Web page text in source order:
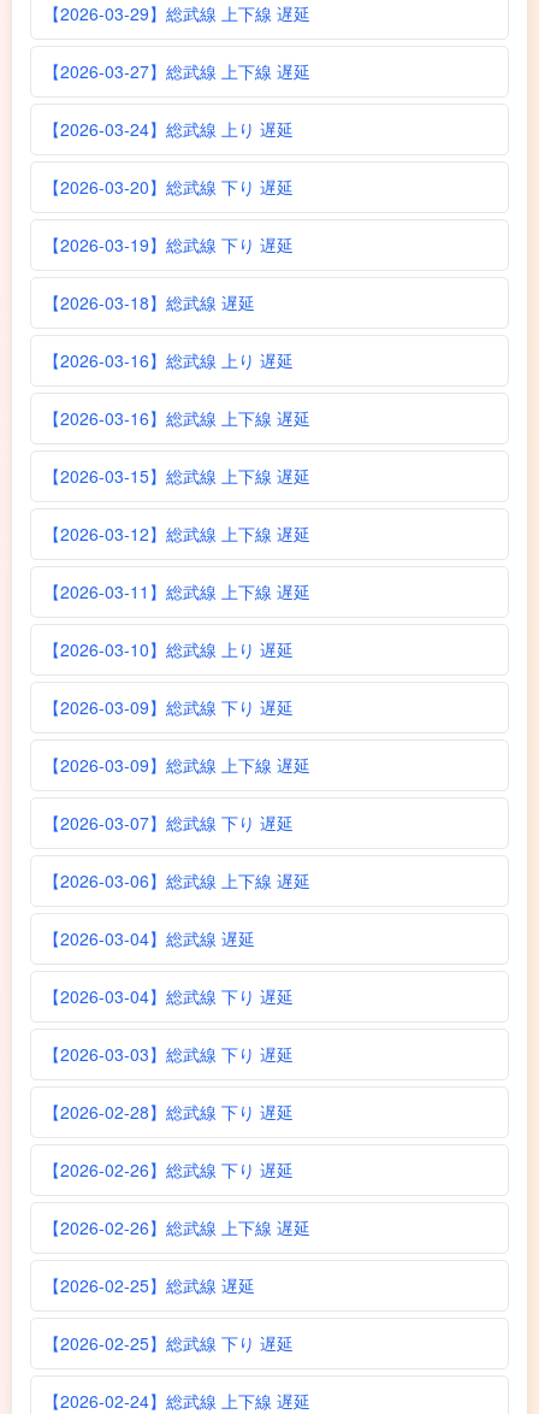
【2026-03-29】総武線 上下線 遅延
【2026-03-27】総武線 上下線 遅延
【2026-03-24】総武線 上り 遅延
【2026-03-20】総武線 下り 遅延
【2026-03-19】総武線 下り 遅延
【2026-03-18】総武線 遅延
【2026-03-16】総武線 上り 遅延
【2026-03-16】総武線 上下線 遅延
【2026-03-15】総武線 上下線 遅延
【2026-03-12】総武線 上下線 遅延
【2026-03-11】総武線 上下線 遅延
【2026-03-10】総武線 上り 遅延
【2026-03-09】総武線 下り 遅延
【2026-03-09】総武線 上下線 遅延
【2026-03-07】総武線 下り 遅延
【2026-03-06】総武線 上下線 遅延
【2026-03-04】総武線 遅延
【2026-03-04】総武線 下り 遅延
【2026-03-03】総武線 下り 遅延
【2026-02-28】総武線 下り 遅延
【2026-02-26】総武線 下り 遅延
【2026-02-26】総武線 上下線 遅延
【2026-02-25】総武線 遅延
【2026-02-25】総武線 下り 遅延
【2026-02-24】総武線 上下線 遅延